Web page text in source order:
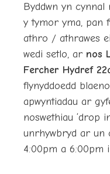
Byddwn yn
y tymor yma, pan
athro / athrawes
wedi setlo, ar nos
Fercher Hydref
flynyddoedd
apwyntiadau ar
noswethiau ‘drop
unrhywbryd ar un
4:00pm a 6:00pm